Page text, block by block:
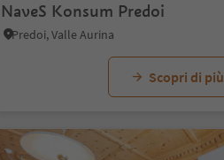
NaveS Konsum Predoi
Predoi, Valle Aurina
Scopri di più